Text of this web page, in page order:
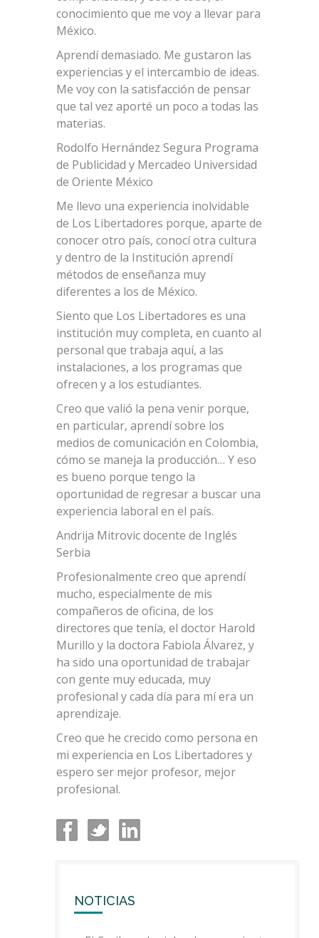
conocimiento que me voy a llevar para
México.
Aprendí demasiado. Me gustaron las
experiencias y el intercambio de ideas.
Me voy con la satisfacción de pensar
que tal vez aporté un poco a todas las
materias.
Rodolfo Hernández Segura Programa
de Publicidad y Mercadeo Universidad
de Oriente México
Me llevo una experiencia inolvidable
de Los Libertadores porque, aparte de
conocer otro país, conocí otra cultura
y dentro de la Institución aprendí
métodos de enseñanza muy
diferentes a los de México.
Siento que Los Libertadores es una
institución muy completa, en cuanto al
personal que trabaja aquí, a las
instalaciones, a los programas que
ofrecen y a los estudiantes.
Creo que valió la pena venir porque,
en particular, aprendí sobre los
medios de comunicación en Colombia,
cómo se maneja la producción… Y eso
es bueno porque tengo la
oportunidad de regresar a buscar una
experiencia laboral en el país.
Andrija Mitrovic docente de Inglés
Serbia
Profesionalmente creo que aprendí
mucho, especialmente de mis
compañeros de oficina, de los
directores que tenía, el doctor Harold
Murillo y la doctora Fabiola Álvarez, y
ha sido una oportunidad de trabajar
con gente muy educada, muy
profesional y cada día para mí era un
aprendizaje.
Creo que he crecido como persona en
mi experiencia en Los Libertadores y
espero ser mejor profesor, mejor
profesional.
NOTICIAS